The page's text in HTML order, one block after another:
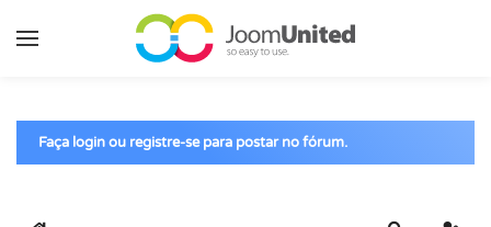
Pular para o conteúdo principal
Faça login ou registre-se para postar no fórum.